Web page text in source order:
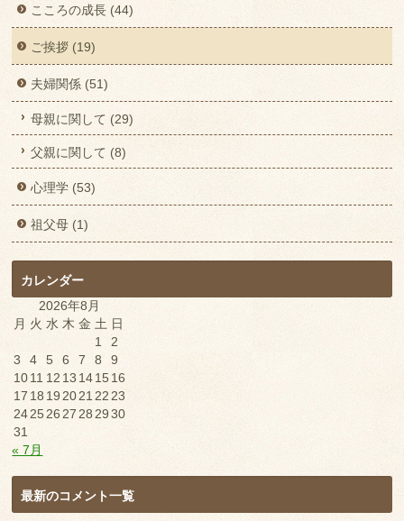
こころの成長 (44)
ご挨拶 (19)
夫婦関係 (51)
母親に関して (29)
父親に関して (8)
心理学 (53)
祖父母 (1)
カレンダー
2026年8月
月 火 水 木 金 土 日
1
2
3
4 5 6 7 8
9
1011 12 13 1415 16
17 18 19 2021 22 23
242526 27 28 29 30
31
« 7月
最新のコメント一覧